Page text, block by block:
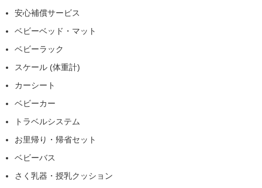
安心補償サービス
ベビーベッド・マット
ベビーラック
スケール (体重計)
カーシート
ベビーカー
トラベルシステム
お里帰り・帰省セット
ベビーバス
さく乳器・授乳クッション